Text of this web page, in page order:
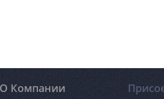
О Компании